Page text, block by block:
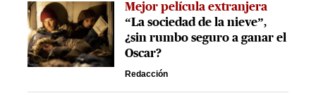
Mejor película extranjera
“La sociedad de la nieve”,
¿sin rumbo seguro a ganar el
Oscar?
Redacción